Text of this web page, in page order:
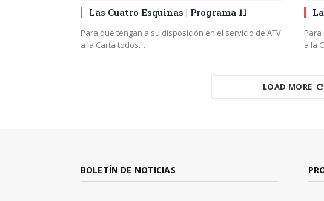
Las Cuatro Esquinas | Programa 11
Para que tengan a su disposición en el servicio de ATV
a la Carta todos…
Para
a la
LOAD MORE
BOLETÍN DE NOTICIAS